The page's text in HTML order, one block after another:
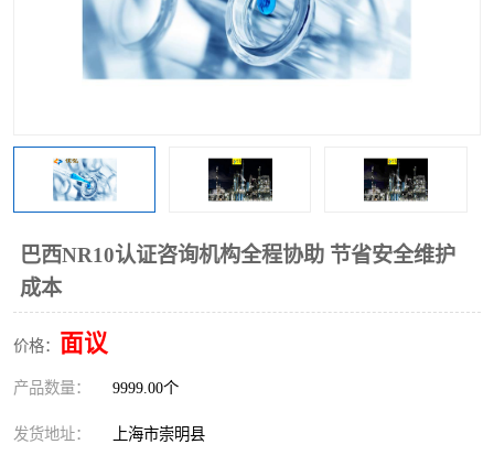
巴西NR10认证咨询机构全程协助 节省安全维护
成本
价格： 面议
产品数量： 9999.00个
发货地址： 上海市崇明县